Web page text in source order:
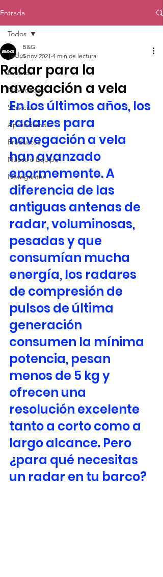
Entrada
Todos
Eventos
Novedades
Servicios
Aprendiendo
Productos
Nuestro Equipo
Navegantes
Todos
Radar para la
navegación a vela
B&G
5 nov 2021 4 min de lectura
En los últimos años, los
radares para
navegación a vela
han avanzado
enormemente. A
diferencia de las
antiguas antenas de
radar, voluminosas,
pesadas y que
consumían mucha
energía, los radares
de compresión de
pulsos de última
generación
consumen la mínima
potencia, pesan
menos de 5 kg y
ofrecen una
resolución excelente
tanto a corto como a
largo alcance. Pero
¿para qué necesitas
un radar en tu barco?